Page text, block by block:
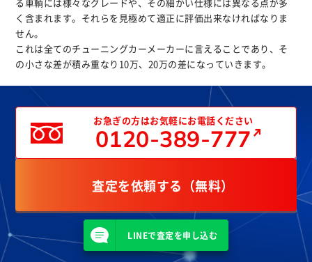
く含まれます。それらを見極めて適正に評価出来なければなりま
せん。
これは全てのチューニングカーメーカーに言えることであり、そ
の小さな差が積み重なり10万、20万の差になっていきます。
お急ぎの方はお気軽にお電話ください
0120-389-777
査定を依頼する（無料）
LINEで査定を申し込む